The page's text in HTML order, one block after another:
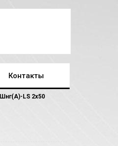
Контакты
LS 2х50